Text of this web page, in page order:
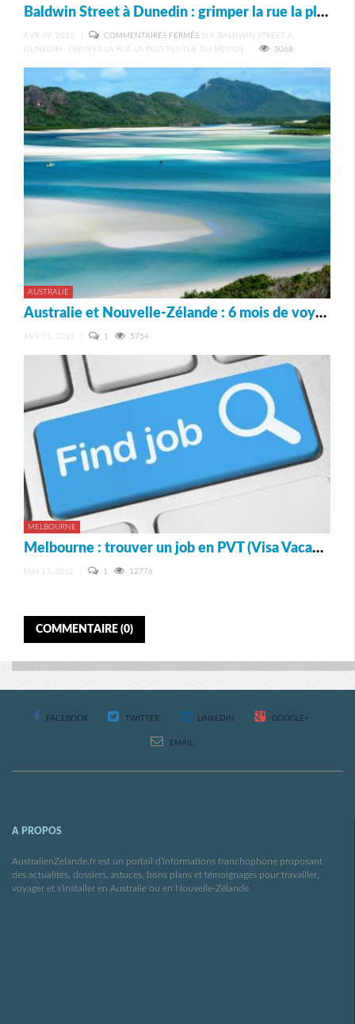
Baldwin Street à Dunedin : grimper la rue la plus pentue du monde
AVR 09, 2012 COMMENTAIRES FERMÉS SUR BALDWIN STREET À
DUNEDIN : GRIMPER LA RUE LA PLUS PENTUE DU MONDE
5068
AUSTRALIE
Australie et Nouvelle-Zélande : 6 mois de voyage en famille
AVR 01, 2013 1 5754
MELBOURNE
Melbourne : trouver un job en PVT (Visa Vacances-Travail)
MAI 13, 2012 1 12776
COMMENTAIRE (0)
FACEBOOK TWITTER LINKEDIN GOOGLE+
EMAIL
A PROPOS
AustralienZelande.fr est un portail d’informations franchophone proposant
des actualités, dossiers, astuces, bons plans et témoignages pour travailler,
voyager et s'installer en Australie ou en Nouvelle-Zélande.